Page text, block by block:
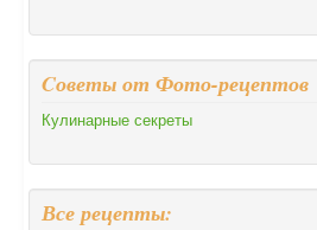
Cоветы от Фото-рецептов
Кулинарные секреты
Все рецепты: